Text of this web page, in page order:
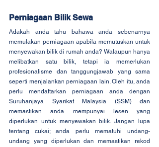
Perniagaan Bilik Sewa
Adakah anda tahu bahawa anda sebenarnya
memulakan perniagaan apabila memutuskan untuk
menyewakan bilik di rumah anda? Walaupun hanya
melibatkan satu bilik, tetapi ia memerlukan
profesionalisme dan tanggungjawab yang sama
seperti menjalankan perniagaan lain. Oleh itu, anda
perlu mendaftarkan perniagaan anda dengan
Suruhanjaya Syarikat Malaysia (SSM) dan
memastikan anda mempunyai lesen yang
diperlukan untuk menyewakan bilik. Jangan lupa
tentang cukai; anda perlu mematuhi undang-
undang yang diperlukan dan memastikan rekod